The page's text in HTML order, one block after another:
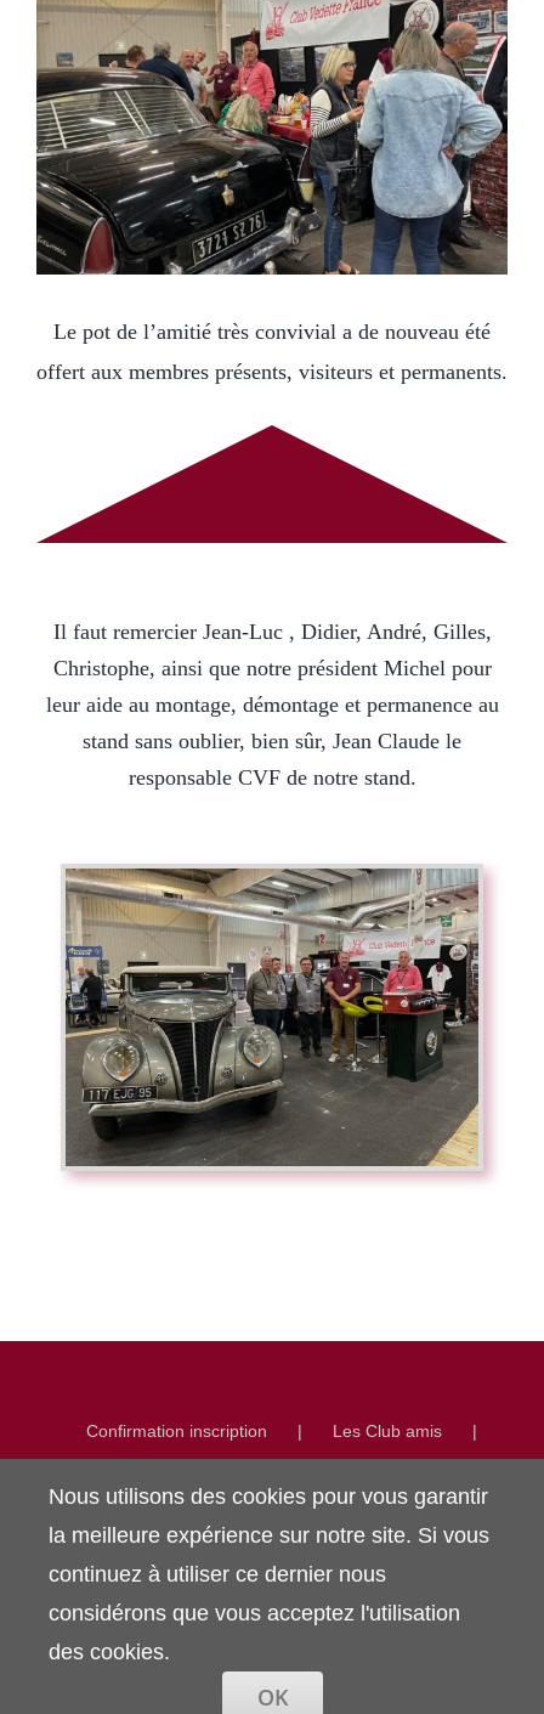
Le pot de l’amitié très convivial a de nouveau été
offert aux membres présents, visiteurs et permanents.
Il faut remercier Jean-Luc , Didier, André, Gilles,
Christophe, ainsi que notre président Michel pour
leur aide au montage, démontage et permanence au
stand sans oublier, bien sûr, Jean Claude le
responsable CVF de notre stand.
Confirmation inscription
Les Club amis
La presse en parle
Nos voitures
L’album des Vedette
Nouvelles actions du Club
Dossier adhérents
Nous utilisons des cookies pour vous garantir
la meilleure expérience sur notre site. Si vous
continuez à utiliser ce dernier nous
considérons que vous acceptez l'utilisation
des cookies.
OK